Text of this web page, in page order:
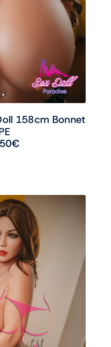
158cm Bonnet
€